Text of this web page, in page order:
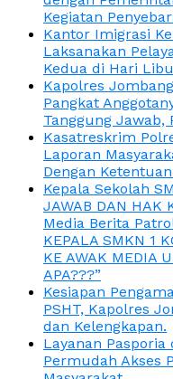
Kegiatan
Kantor Imigrasi
Laksanakan
Kedua di Hari
Kapolres
Pangkat
Tanggung Jawab,
Kasatreskrim
Laporan
Dengan
Kepala Sekolah
JAWAB DAN HAK
Media Berita
KEPALA SMKN 1
KE AWAK MEDIA
APA???”
Kesiapan
PSHT, Kapolres
dan Kelengkapan.
Layanan Pasporia
Permudah Akses